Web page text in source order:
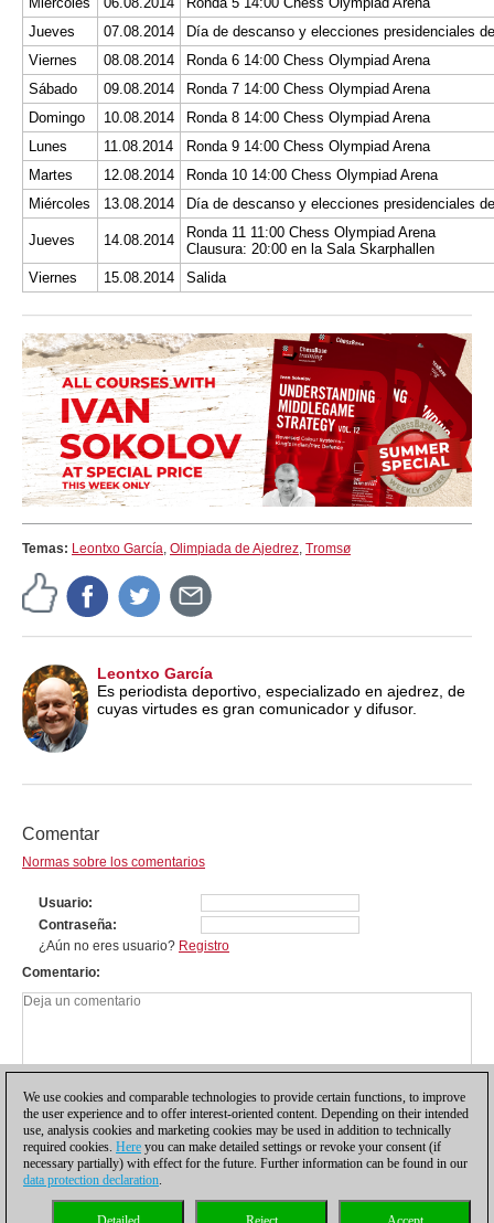
Jueves
07.08.2014
Día de descanso y elecciones presidenciales
Viernes
08.08.2014
Ronda 6 14:00 Chess Olympiad Arena
Sábado
09.08.2014
Ronda 7 14:00 Chess Olympiad Arena
Domingo
10.08.2014
Ronda 8 14:00 Chess Olympiad Arena
Lunes
11.08.2014
Ronda 9 14:00 Chess Olympiad Arena
Martes
12.08.2014
Ronda 10 14:00 Chess Olympiad Arena
Miércoles
13.08.2014 Día de descanso y elecciones presidenciales
Jueves 14.08.2014
Ronda 11 11:00 Chess Olympiad Arena
Clausura: 20:00 en la Sala Skarphallen
Viernes
15.08.2014 Salida
Temas: Leontxo García, Olimpiada de Ajedrez, Tromsø
Leontxo García
Es periodista deportivo, especializado en ajedrez, de
cuyas virtudes es gran comunicador y difusor.
Comentar
Normas sobre los comentarios
Usuario
Contraseña
¿Aún no eres usuario? Registro
Comentario
Política de privacidad |Para contactar Cookies Management
We use cookies and comparable technologies to provide certain functions, to improve
the user experience and to offer interest-oriented content. Depending on their intended
use, analysis cookies and marketing cookies may be used in addition to technically
required cookies. Here you can make detailed settings or revoke your consent (if
necessary partially) with effect for the future. Further information can be found in our
data protection declaration.